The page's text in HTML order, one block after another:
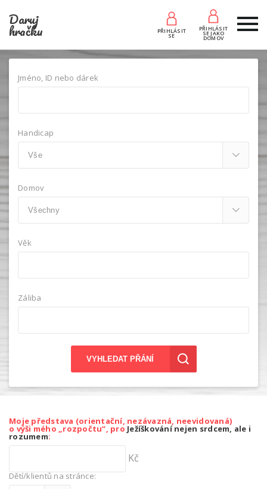
Daruj
hračku PŘIHLÁSIT
SE
PŘIHLÁSIT
SE JAKO
DOMOV
Jméno, ID nebo dárek
Handicap
Domov
Věk
Záliba
VYHLEDAT PŘÁNÍ
Moje představa (orientační, nezávazná, neevidovaná)
o výši mého „rozpočtu“, pro Ježíškování nejen srdcem, ale i
rozumem:
Kč
Dětí/klientů na stránce: